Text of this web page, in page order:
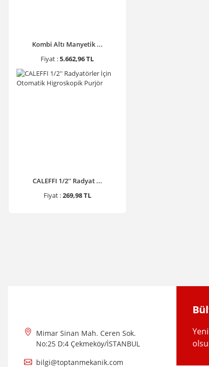
Kombi Altı Manyetik ...
Fiyat :5.662,96 TL
CALEFFI 1/2'' Radyat ...
Fiyat :269,98 TL
Mimar Sinan Mah. Ceren Sok.
No:25 D:4 Çekmeköy/İSTANBUL
bilgi@toptanmekanik.com